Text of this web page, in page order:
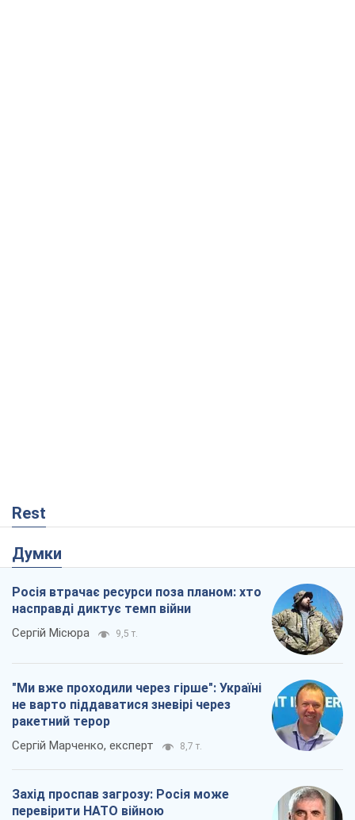
Rest
Думки
Росія втрачає ресурси поза планом: хто
насправді диктує темп війни
Сергій Місюра 9,5 т.
"Ми вже проходили через гірше": Україні
не варто піддаватися зневірі через
ракетний терор
Сергій Марченко, експерт 8,7 т.
Захід проспав загрозу: Росія може
перевірити НАТО війною